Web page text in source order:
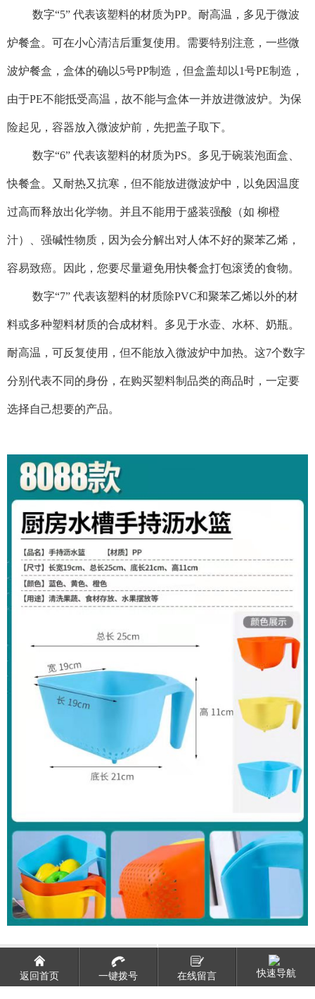
数字“5” 代表该塑料的材质为PP。耐高温，多见于微波
炉餐盒。可在小心清洁后重复使用。需要特别注意，一些微
波炉餐盒，盒体的确以5号PP制造，但盒盖却以1号PE制造，
由于PE不能抵受高温，故不能与盒体一并放进微波炉。为保
险起见，容器放入微波炉前，先把盖子取下。
数字“6” 代表该塑料的材质为PS。多见于碗装泡面盒、
快餐盒。又耐热又抗寒，但不能放进微波炉中，以免因温度
过高而释放出化学物。并且不能用于盛装强酸（如 柳橙
汁）、强碱性物质，因为会分解出对人体不好的聚苯乙烯，
容易致癌。因此，您要尽量避免用快餐盒打包滚烫的食物。
数字“7” 代表该塑料的材质除PVC和聚苯乙烯以外的材
料或多种塑料材质的合成材料。多见于水壶、水杯、奶瓶。
耐高温，可反复使用，但不能放入微波炉中加热。这7个数字
分别代表不同的身份，在购买塑料制品类的商品时，一定要
选择自己想要的产品。
塑料垃圾桶 时尚塑料盆
返回首页 一键拨号 在线留言 快速导航